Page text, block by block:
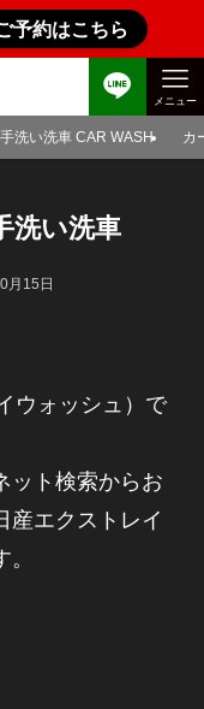
予約はこちら
メニュー
手洗い洗車 CAR WASH カ
洗い洗車
月15日
ウォッシュ）で
ット検索からお
産エクストレイ